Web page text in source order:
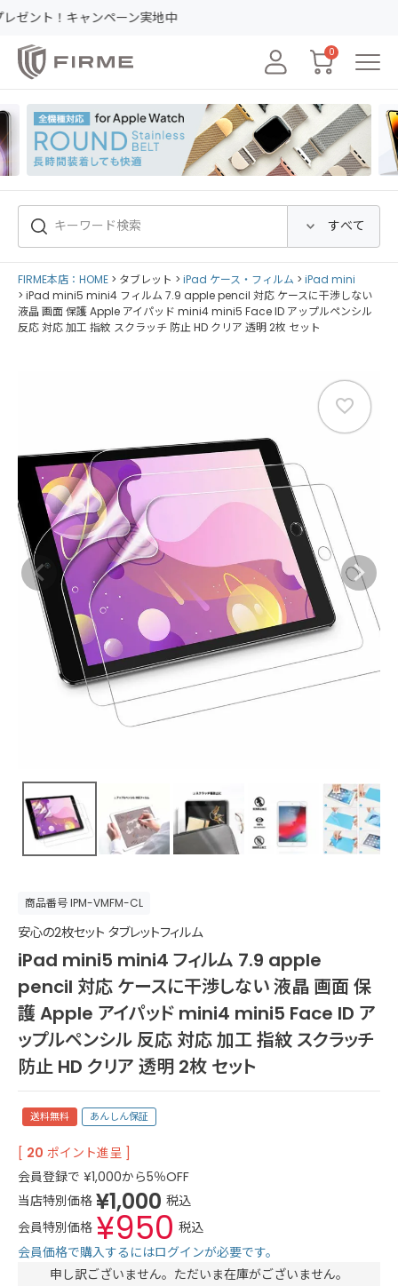
ャンペーン実地中
0
FIRME本店：HOME タブレット iPad ケース・フィルム
iPad mini
iPad mini5 mini4 フィルム 7.9 apple pencil 対応 ケースに干渉しない
液晶 画面 保護 Apple アイパッド mini4 mini5 Face ID アップルペンシル
反応 対応 加工 指紋 スクラッチ 防止 HD クリア 透明 2枚 セット
商品番号IPM-VMFM-CL
安心の2枚セット タブレットフィルム
iPad mini5 mini4 フィルム 7.9 apple
pencil 対応 ケースに干渉しない 液晶 画面 保
護 Apple アイパッド mini4 mini5 Face ID ア
ップルペンシル 反応 対応 加工 指紋 スクラッチ
防止 HD クリア 透明 2枚 セット
送料無料 あんしん保証
[ 20 ポイント進呈 ]
会員登録で ¥1,000から5％OFF
当店特別価格 ¥1,000 税込
会員特別価格 ¥950 税込
会員価格で購入するにはログインが必要です。
申し訳ございません。ただいま在庫がございません。